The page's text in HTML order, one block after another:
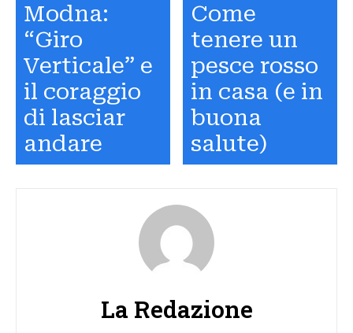
Modna:
“Giro
Verticale” e
il coraggio
di lasciar
andare
Come
tenere un
pesce rosso
in casa (e in
buona
salute)
La Redazione